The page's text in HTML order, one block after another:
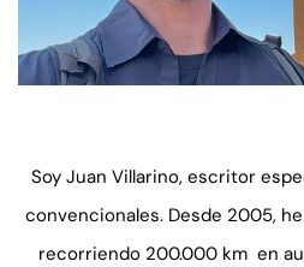
Soy Juan Villarino, escritor
convencionales. Desde 2005,
recorriendo 200.000 km en